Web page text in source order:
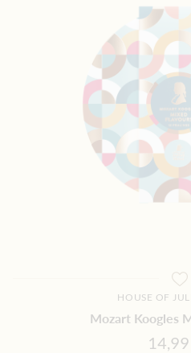
HOUSE OF
Mozart Koogles